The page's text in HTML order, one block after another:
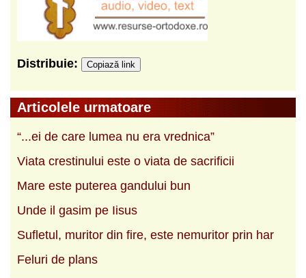
Distribuie: Copiază link
Articolele urmatoare
“...ei de care lumea nu era vrednica”
Viata crestinului este o viata de sacrificii
Mare este puterea gandului bun
Unde il gasim pe Iisus
Sufletul, muritor din fire, este nemuritor prin har
Feluri de plans